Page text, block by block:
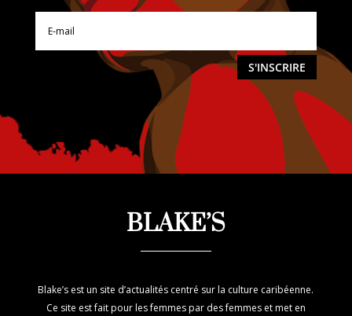
S'INSCRIRE
BLAKE’S
Blake’s est un site d’actualités centré sur la culture caribéenne.
Ce site est fait pour les femmes par des femmes et met en